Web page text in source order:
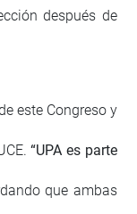
después de
este Congreso y
“UPA es parte
que ambas